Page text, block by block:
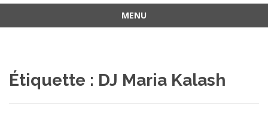
MENU
Étiquette : DJ Maria Kalash